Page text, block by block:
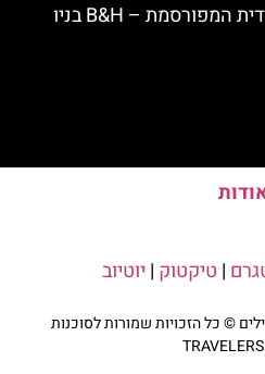
חנות האלקטרוניקה החרדית המפורסמת – B&H בניו
| טיקטוק | יוטיוב
© כל הזכויות שמורות לסוכנות